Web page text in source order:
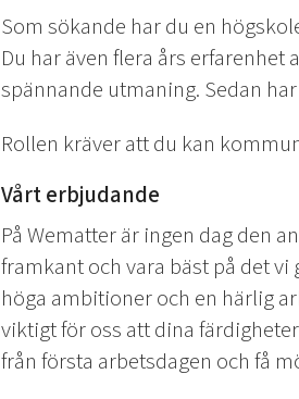
Som sökande har du en
Du har även flera års
spännande utmaning. Sedan
Rollen kräver att du kan
Vårt erbjudande
På Wematter är ingen dag den
framkant och vara bäst på det
höga ambitioner och en härlig
viktigt för oss att dina
från första arbetsdagen och få